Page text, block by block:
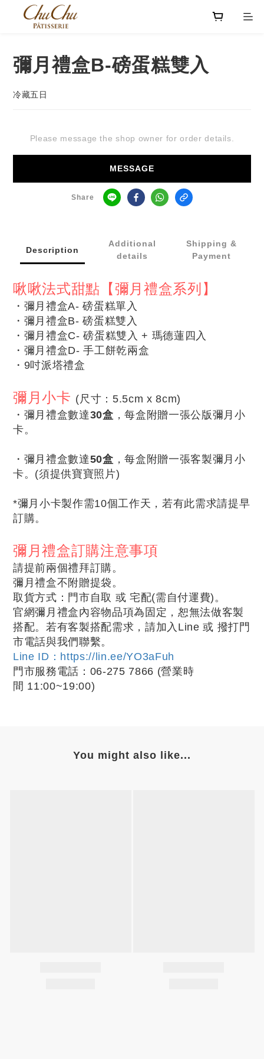
彌月禮盒B-磅蛋糕雙入
冷藏五日
Please message the shop owner for order details.
MESSAGE
Share
Description
Additional
details
Shipping &
Payment
啾啾法式甜點【彌月禮盒系列】
・彌月禮盒A- 磅蛋糕單入
・ 彌月禮盒B- 磅蛋糕雙入
・ 彌月禮盒C- 磅蛋糕雙入 + 瑪德蓮四入
・ 彌月禮盒D- 手工餅乾兩盒
・ 9吋派塔禮盒
彌月小卡 (尺寸：5.5cm x 8cm)
・ 彌月禮盒數達30盒 ，每盒附贈一張公版彌月小
卡。
・ 彌月禮盒數達50盒 ，每盒附贈一張客製彌月小
卡。(須提供寶寶照片)
*彌月小卡製作需10個工作天，若有此需求請提早
訂購。
彌月禮盒訂購注意事項
請提前兩個禮拜訂購。
彌月禮盒不附贈提袋。
取貨方式：門市自取 或 宅配(需自付運費)。
官網彌月禮盒內容物品項為固定，恕無法做客製
搭配。若有客製搭配需求，請加入Line 或 撥打門
市電話與我們聯繫。
Line ID：https://lin.ee/YO3aFuh
門市服務電話：06-275 7866 (營業時
間 11:00~19:00)
You might also like...